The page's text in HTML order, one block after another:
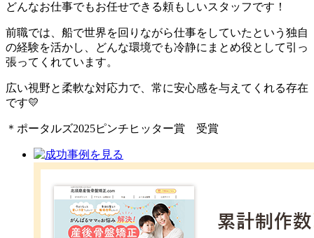
どんなお仕事でもお任せできる頼もしいスタッフです！
前職では、船で世界を回りながら仕事をしていたという独自
の経験を活かし、どんな環境でも冷静にまとめ役として引っ
張ってくれています。
広い視野と柔軟な対応力で、常に安心感を与えてくれる存在
です💛
＊ポータルズ2025ピンチヒッター賞 受賞